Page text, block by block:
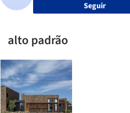
Seguir
alto padrão